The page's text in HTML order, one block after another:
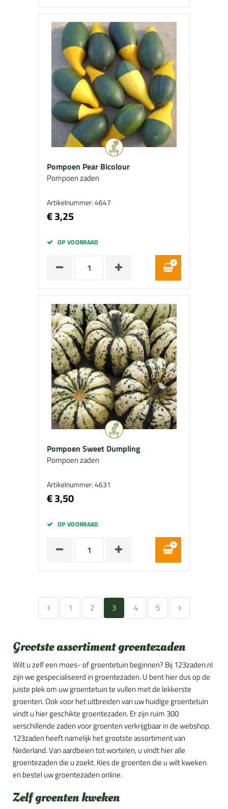
Pompoen Pear Bicolour
Pompoen zaden
Artikelnummer: 4647
€ 3,25
OP VOORRAAD
Pompoen Sweet Dumpling
Pompoen zaden
Artikelnummer: 4631
€ 3,50
OP VOORRAAD
1 2 3 4 5
Grootste assortiment groentezaden
Wilt u zelf een moes- of groentetuin beginnen? Bij 123zaden.nl
zijn we gespecialiseerd in groentezaden. U bent hier dus op de
juiste plek om uw groentetuin te vullen met de lekkerste
groenten. Ook voor het uitbreiden van uw huidige groentetuin
vindt u hier geschikte groentezaden. Er zijn ruim 300
verschillende zaden voor groenten verkrijgbaar in de webshop.
123zaden heeft namelijk het grootste assortiment van
Nederland. Van aardbeien tot wortelen, u vindt hier alle
groentezaden die u zoekt. Kies de groenten die u wilt kweken
en bestel uw groentezaden online.
Zelf groenten kweken